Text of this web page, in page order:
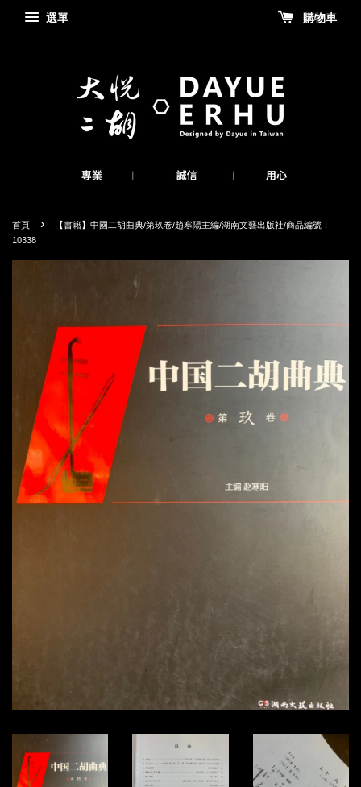
選單 購物車
首頁 ›
【書籍】中國二胡曲典/第玖卷/趙寒陽主編/湖南文藝出版社/商品編號：
10338